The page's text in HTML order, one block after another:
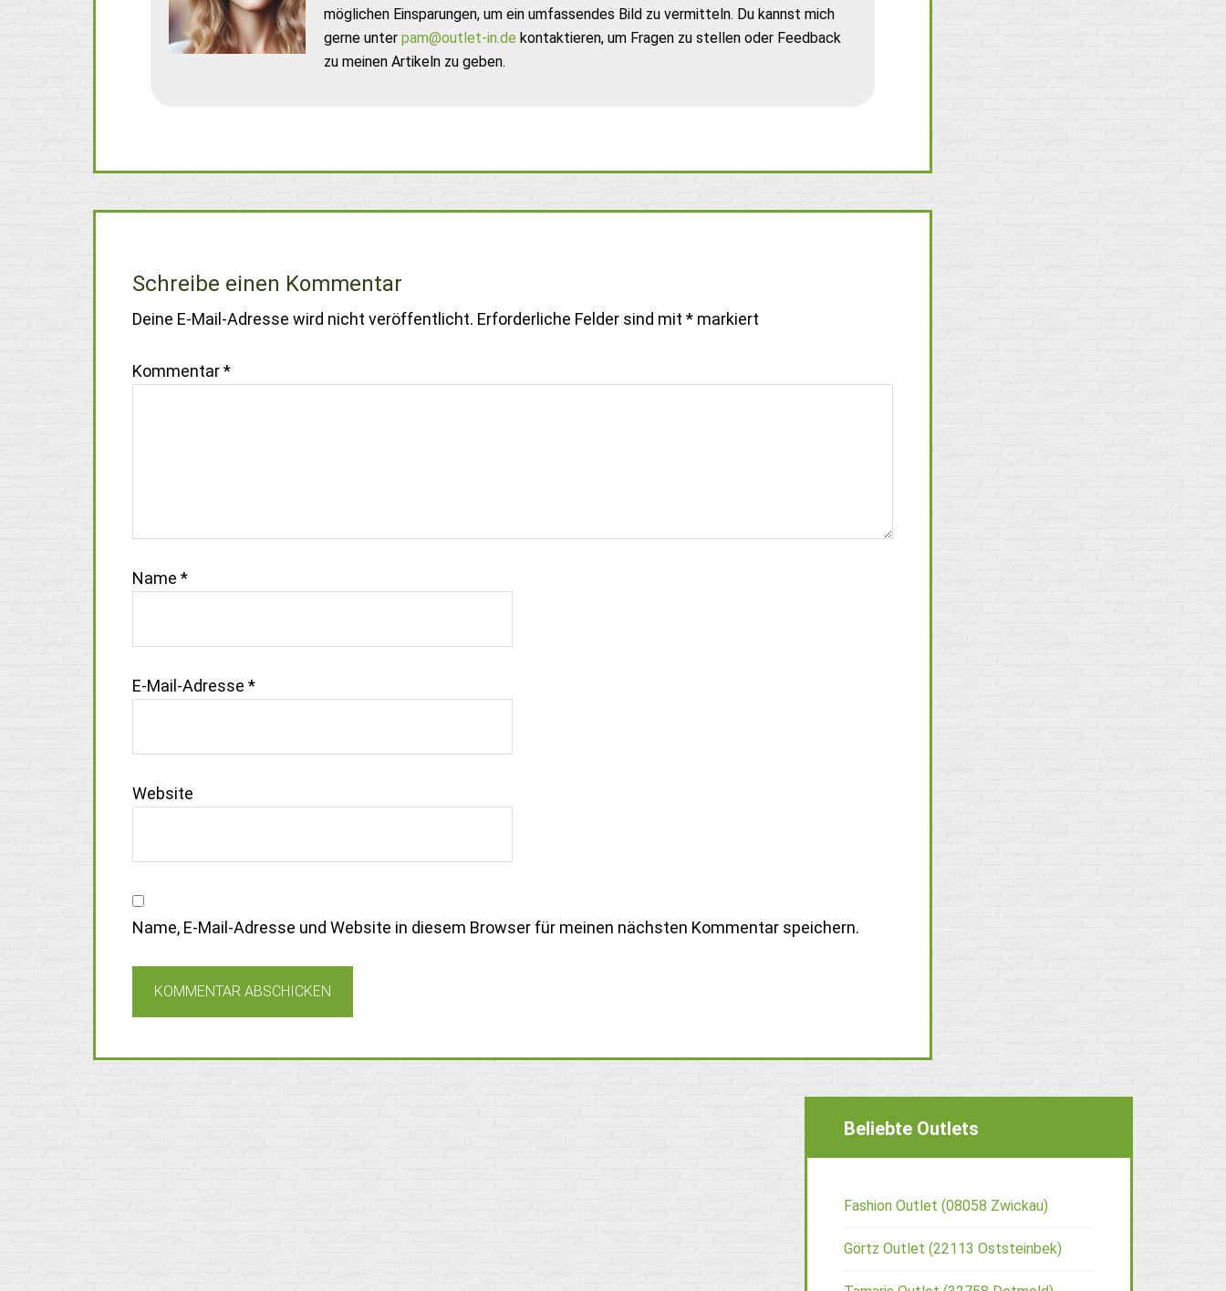
möglichen Einsparungen, um ein umfassendes Bild zu vermitteln. Du kannst mich
gerne unter pam@outlet-in.de kontaktieren, um Fragen zu stellen oder Feedback
zu meinen Artikeln zu geben.
Schreibe einen Kommentar
Deine E-Mail-Adresse wird nicht veröffentlicht. Erforderliche Felder sind mit * markiert
Kommentar*
Name *
E-Mail-Adresse *
Website
Name, E-Mail-Adresse und Website in diesem Browser für meinen nächsten Kommentar speichern.
Beliebte Outlets
Fashion Outlet (08058 Zwickau)
Görtz Outlet (22113 Oststeinbek)